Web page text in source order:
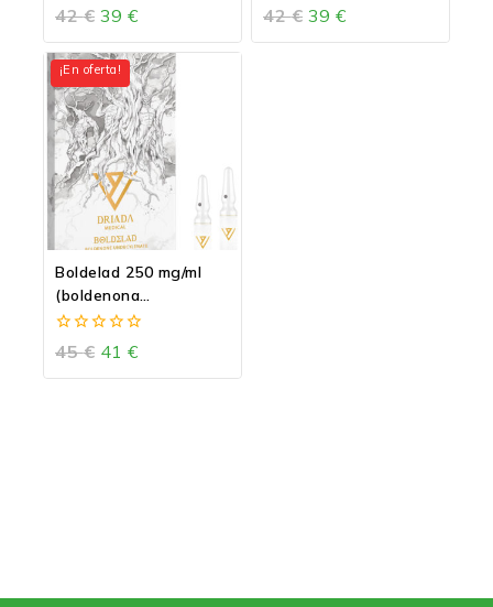
ml
0
de
5
42€ 39 €
0
de
5
42€ 39 €
¡En oferta!
Boldelad 250 mg/ml
(boldenona
undecilenato-EQ)
0
de
5
45€ 41 €